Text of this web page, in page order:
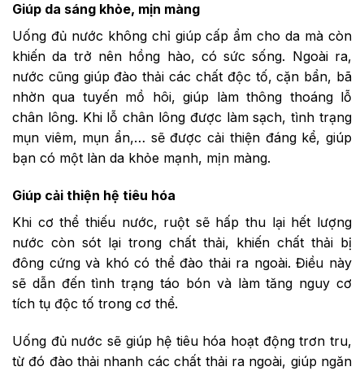
Giúp da sáng khỏe, mịn màng
Uống đủ nước không chỉ giúp cấp ẩm cho da mà còn
khiến da trở nên hồng hào, có sức sống. Ngoài ra,
nước cũng giúp đào thải các chất độc tố, cặn bẩn, bã
nhờn qua tuyến mồ hôi, giúp làm thông thoáng lỗ
chân lông. Khi lỗ chân lông được làm sạch, tình trạng
mụn viêm, mụn ẩn,… sẽ được cải thiện đáng kể, giúp
bạn có một làn da khỏe mạnh, mịn màng.
Giúp cải thiện hệ tiêu hóa
Khi cơ thể thiếu nước, ruột sẽ hấp thu lại hết lượng
nước còn sót lại trong chất thải, khiến chất thải bị
đông cứng và khó có thể đào thải ra ngoài. Điều này
sẽ dẫn đến tình trạng táo bón và làm tăng nguy cơ
tích tụ độc tố trong cơ thể.
Uống đủ nước sẽ giúp hệ tiêu hóa hoạt động trơn tru,
từ đó đào thải nhanh các chất thải ra ngoài, giúp ngăn